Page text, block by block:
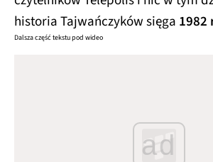
historia Tajwańczyków sięga 1982
Dalsza część tekstu pod wideo
ad